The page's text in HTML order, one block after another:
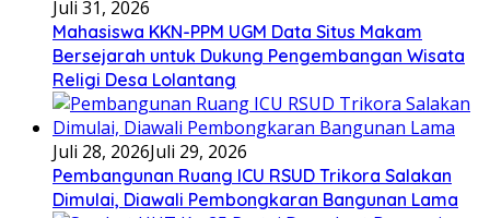
Juli 31, 2026
Mahasiswa KKN-PPM UGM Data Situs Makam
Bersejarah untuk Dukung Pengembangan Wisata
Religi Desa Lolantang
Juli 28, 2026Juli 29, 2026
Pembangunan Ruang ICU RSUD Trikora Salakan
Dimulai, Diawali Pembongkaran Bangunan Lama